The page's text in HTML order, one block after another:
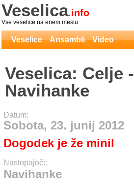
Veselica.info
Vse veselice na enem mestu
Veselice Ansambli Video
Veselica: Celje -
Navihanke
Datum:
Sobota, 23. junij 2012
Dogodek je že minil
Nastopajoči:
Navihanke